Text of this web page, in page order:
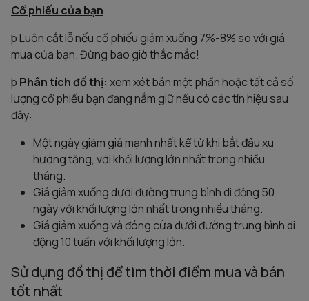
Cổ phiếu của bạn
þ Luôn cắt lỗ nếu cổ phiếu giảm xuống 7%-8% so với giá
mua của bạn. Đừng bao giờ thắc mắc!
þ Phân tích đồ thị: xem xét bán một phần hoặc tất cả số
lượng cổ phiếu bạn đang nắm giữ nếu có các tín hiệu sau
đây:
Một ngày giảm giá mạnh nhất kể từ khi bắt đầu xu
hướng tăng, với khối lượng lớn nhất trong nhiều
tháng.
Giá giảm xuống dưới đường trung bình di động 50
ngày với khối lượng lớn nhất trong nhiều tháng.
Giá giảm xuống và đóng cửa dưới đường trung bình di
động 10 tuần với khối lượng lớn.
Sử dụng đồ thị để tìm thời điểm mua và bán
tốt nhất